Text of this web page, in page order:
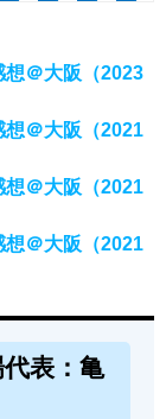
＠大阪（2023
＠大阪（2021
＠大阪（2021
＠大阪（2021
表：亀